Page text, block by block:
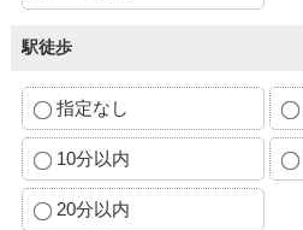
駅徒歩
指定なし
10分以内
20分以内